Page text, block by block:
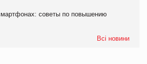
советы по повышению
Всі новини